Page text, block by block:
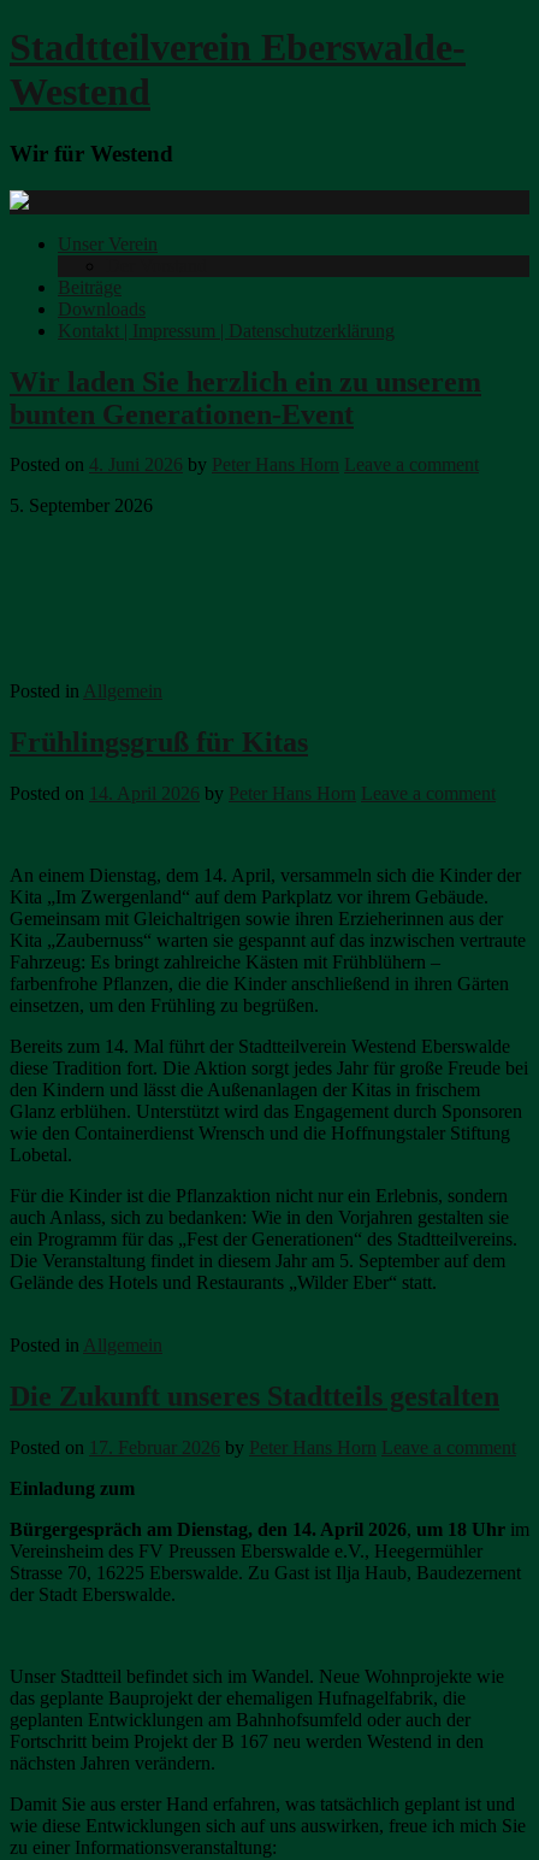
Stadtteilverein Eberswalde-
Westend
Wir für Westend
Unser Verein
Beiträge
Downloads
Kontakt | Impressum | Datenschutzerklärung
Wir laden Sie herzlich ein zu unserem
bunten Generationen-Event
Posted on 4. Juni 2026 by Peter Hans Horn Leave a comment
5. September 2026
Posted in Allgemein
Frühlingsgruß für Kitas
Posted on 14. April 2026 by Peter Hans Horn Leave a comment
An einem Dienstag, dem 14. April, versammeln sich die Kinder der
Kita „Im Zwergenland“ auf dem Parkplatz vor ihrem Gebäude.
Gemeinsam mit Gleichaltrigen sowie ihren Erzieherinnen aus der
Kita „Zaubernuss“ warten sie gespannt auf das inzwischen vertraute
Fahrzeug: Es bringt zahlreiche Kästen mit Frühblühern –
farbenfrohe Pflanzen, die die Kinder anschließend in ihren Gärten
einsetzen, um den Frühling zu begrüßen.
Bereits zum 14. Mal führt der Stadtteilverein Westend Eberswalde
diese Tradition fort. Die Aktion sorgt jedes Jahr für große Freude bei
den Kindern und lässt die Außenanlagen der Kitas in frischem
Glanz erblühen. Unterstützt wird das Engagement durch Sponsoren
wie den Containerdienst Wrensch und die Hoffnungstaler Stiftung
Lobetal.
Für die Kinder ist die Pflanzaktion nicht nur ein Erlebnis, sondern
auch Anlass, sich zu bedanken: Wie in den Vorjahren gestalten sie
ein Programm für das „Fest der Generationen“ des Stadtteilvereins.
Die Veranstaltung findet in diesem Jahr am 5. September auf dem
Gelände des Hotels und Restaurants „Wilder Eber“ statt.
Posted in Allgemein
Die Zukunft unseres Stadtteils gestalten
Posted on 17. Februar 2026 by Peter Hans Horn Leave a comment
Einladung zum
Bürgergespräch am Dienstag, den 14. April 2026, um 18 Uhr im
Vereinsheim des FV Preussen Eberswalde e.V., Heegermühler
Strasse 70, 16225 Eberswalde. Zu Gast ist Ilja Haub, Baudezernent
der Stadt Eberswalde.
Unser Stadtteil befindet sich im Wandel. Neue Wohnprojekte wie
das geplante Bauprojekt der ehemaligen Hufnagelfabrik, die
geplanten Entwicklungen am Bahnhofsumfeld oder auch der
Fortschritt beim Projekt der B 167 neu werden Westend in den
nächsten Jahren verändern.
Damit Sie aus erster Hand erfahren, was tatsächlich geplant ist und
wie diese Entwicklungen sich auf uns auswirken, freue ich mich Sie
zu einer Informationsveranstaltung: